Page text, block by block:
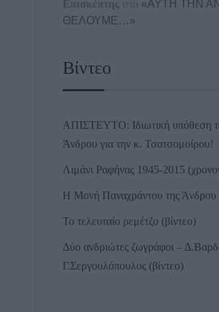
Επισκέπτης στο «ΑΥΤΗ ΤΗΝ
ΘΕΛΟΥΜΕ…»
Βίντεο
ΑΠΙΣΤΕΥΤΟ: Ιδιωτική υπόθεση
Άνδρου για την κ. Τσατσομοίρου!
Λιμάνι Ραφήνας 1945-2015
Η Μονή Παναχράντου της Άνδρου
Το τελευταίο ρεμέτζο (βίντεο)
Δύο ανδριώτες ζωγράφοι –
Γ.Σεργουλόπουλος (βίντεο)